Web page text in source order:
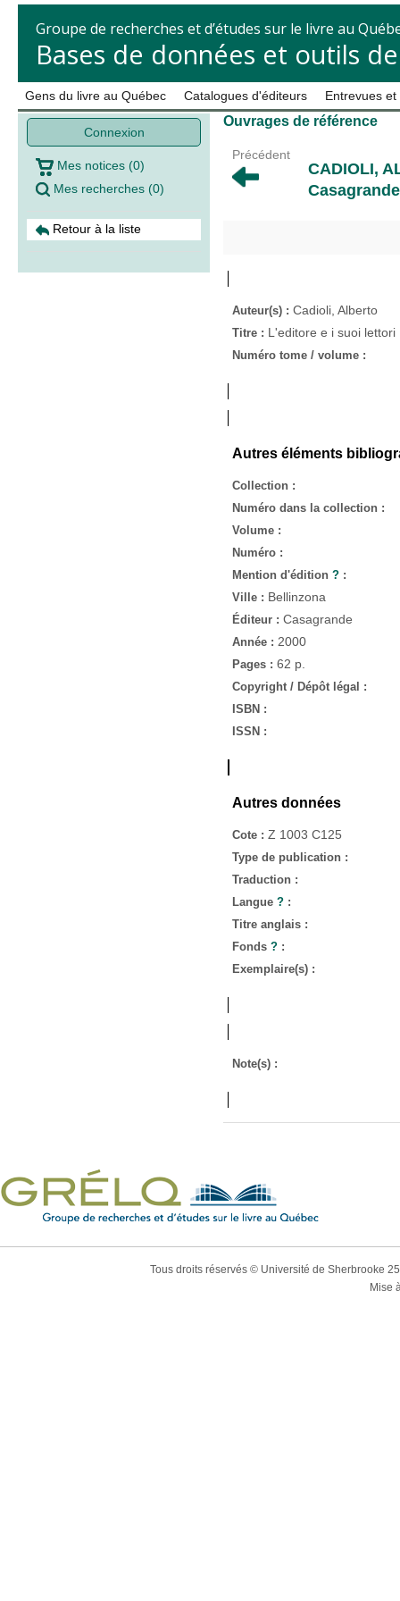
Groupe de recherches et d’études sur le livre au
Bases de données et outils
Gens du livre au Québec Catalogues d'éditeurs Entrevues
Connexion
Mes notices (0)
Mes recherches (0)
Retour à la liste
Ouvrages de référence
Précédent
CADIOLI,
Auteur(s) : Cadioli, Alberto
Titre : L'editore e i suoi lettori
Numéro tome / volume :
Autres éléments
Collection :
Numéro dans la collection :
Volume :
Numéro :
Mention d'édition ? :
Ville : Bellinzona
Éditeur : Casagrande
Année : 2000
Pages : 62 p.
Copyright / Dépôt légal :
ISBN :
ISSN :
Autres données
Cote : Z 1003 C125
Type de publication :
Traduction :
Langue ? :
Titre anglais :
Fonds ? :
Exemplaire(s) :
Note(s) :
Tous droits réservés © Université de Sherbrooke
Mise